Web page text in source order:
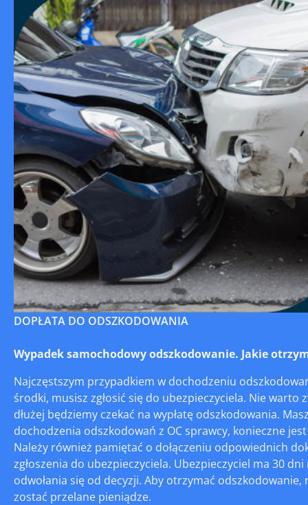
DOPŁATA DO ODSZKODOWANIA
Wypadek samochodowy odszkodowanie. Jakie
Najczęstszym przypadkiem w dochodzeniu
środki, musisz zgłosić się do ubezpieczyciela. Nie warto
dłużej będziemy czekać na wypłatę odszkodowania.
dochodzenia odszkodowań z OC sprawcy, konieczne
Należy również pamiętać o dołączeniu odpowiednich
zgłoszenia do ubezpieczyciela. Ubezpieczyciel ma 30
odwołania się od decyzji. Aby otrzymać
zostać przelane pieniądze.